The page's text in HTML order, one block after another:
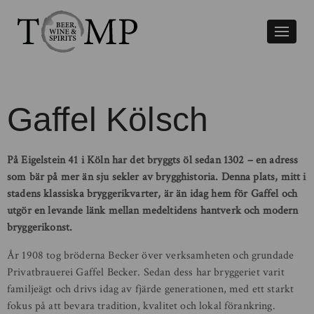
Växla
Gaffel Kölsch
På Eigelstein 41 i Köln har det bryggts öl sedan 1302 – en adress
som bär på mer än sju sekler av brygghistoria. Denna plats, mitt i
stadens klassiska bryggerikvarter, är än idag hem för Gaffel och
utgör en levande länk mellan medeltidens hantverk och modern
bryggerikonst.
År 1908 tog bröderna Becker över verksamheten och grundade
Privatbrauerei Gaffel Becker. Sedan dess har bryggeriet varit
familjeägt och drivs idag av fjärde generationen, med ett starkt
fokus på att bevara tradition, kvalitet och lokal förankring.